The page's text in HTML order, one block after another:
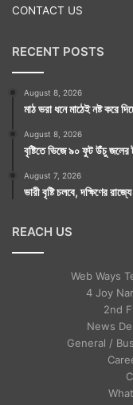
CONTACT US
RECENT POSTS
August 8, 2026
মাঠ ভরা ধনে মাঠেই নষ্ট করে
August 8, 2026
বৃষ্টিতে ভিজে ৯০ ফুট উঁচু জলের
August 7, 2026
ভারী বৃষ্টি চলবে, দক্ষিণের
REACH US
Web Ways
4 Joy
2nd
News
General /